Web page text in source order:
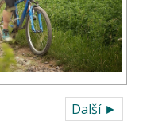
Další ►